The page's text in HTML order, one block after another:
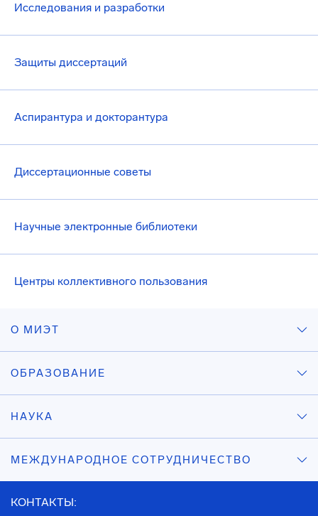
Исследования и разработки
Защиты диссертаций
Аспирантура и докторантура
Диссертационные советы
Научные электронные библиотеки
Центры коллективного пользования
О МИЭТ
ОБРАЗОВАНИЕ
НАУКА
МЕЖДУНАРОДНОЕ СОТРУДНИЧЕСТВО
КОНТАКТЫ: